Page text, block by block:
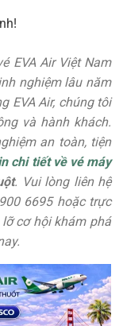
EVA Air Việt Nam
nghiệm lâu năm
EVA Air, chúng tôi
và hành khách.
an toàn, tiện
chi tiết về vé máy
. Vui lòng liên hệ
6695 hoặc trực
cơ hội khám phá